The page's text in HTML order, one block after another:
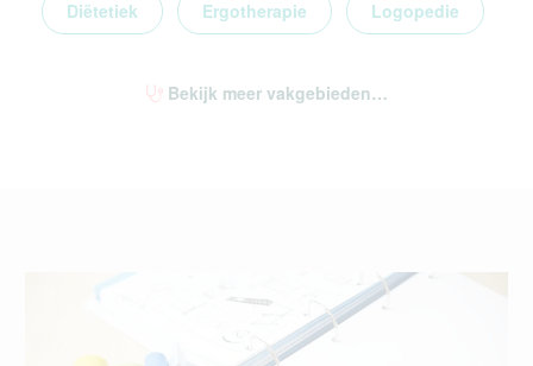
Diëtetiek Ergotherapie Logopedie
Bekijk meer vakgebieden…